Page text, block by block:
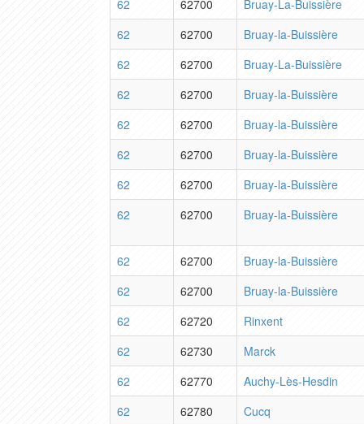
62
62700
Bruay-La-Buissière
62
62700
Bruay-la-Buissière
62
62700
Bruay-La-Buissière
62
62700
Bruay-la-Buissière
62
62700
Bruay-la-Buissière
62
62700
Bruay-la-Buissière
62
62700
Bruay-la-Buissière
62
62700 Bruay-la-Buissière
62 62700
Bruay-la-Buissière
62
62700
Bruay-la-Buissière
62
62720
Rinxent
62
62730
Marck
62
62770
Auchy-Lès-Hesdin
62
62780
Cucq